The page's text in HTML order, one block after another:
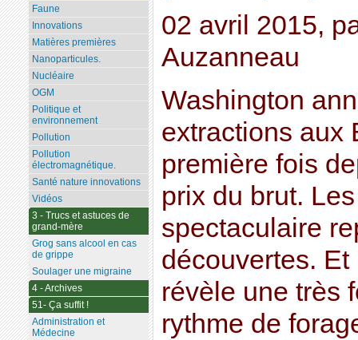
02 avril 2015,
Auzanneau
Washington
extractions aux
première fois
prix du brut.
spectaculaire
découvertes. Et
révèle une très
rythme de
Faune
Innovations
Matières premières
Nanoparticules.
Nucléaire
OGM
Politique et
environnement
Pollution
Pollution
électromagnétique.
Santé nature innovations
Vidéos
3 - Trucs et astuces de
grand-mère
Grog sans alcool en cas
de grippe
Soulager une migraine
4 - Archives
51- Ça suffit !
Administration et
Médecine